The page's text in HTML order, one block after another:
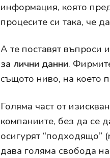
информация, която
процесите си така, че
A тe поставят въпроси
за лични данни.
същото ниво, на което
Голяма част от
компаниите, без да се
осигурят “подходящо”
дава голяма свобода